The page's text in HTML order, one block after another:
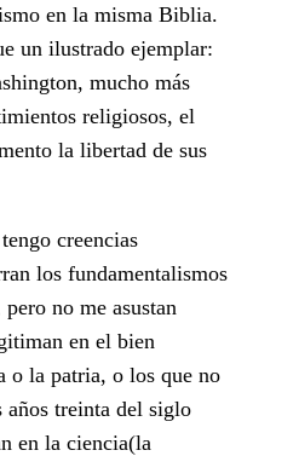
en la misma Biblia.
un ilustrado ejemplar:
mucho más
religiosos, el
la libertad de sus
creencias
los fundamentalismos
no me asustan
en el bien
o la patria, o los que no
años treinta del siglo
en la ciencia(la